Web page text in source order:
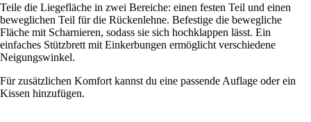
Teile die Liegefläche in zwei Bereiche: einen festen Teil und einen
beweglichen Teil für die Rückenlehne. Befestige die bewegliche
Fläche mit Scharnieren, sodass sie sich hochklappen lässt. Ein
einfaches Stützbrett mit Einkerbungen ermöglicht verschiedene
Neigungswinkel.
Für zusätzlichen Komfort kannst du eine passende Auflage oder ein
Kissen hinzufügen.